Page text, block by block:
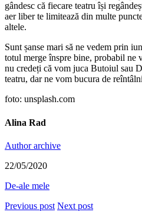
gândesc că fiecare teatru își
aer liber te limitează din multe
altele.
Sunt șanse mari să ne vedem prin
totul merge înspre bine, probabil ne
nu credeți că vom juca Butoiul sau
teatru, dar ne vom bucura de
foto: unsplash.com
Alina Rad
Author archive
22/05/2020
De-ale mele
Previous post Next post